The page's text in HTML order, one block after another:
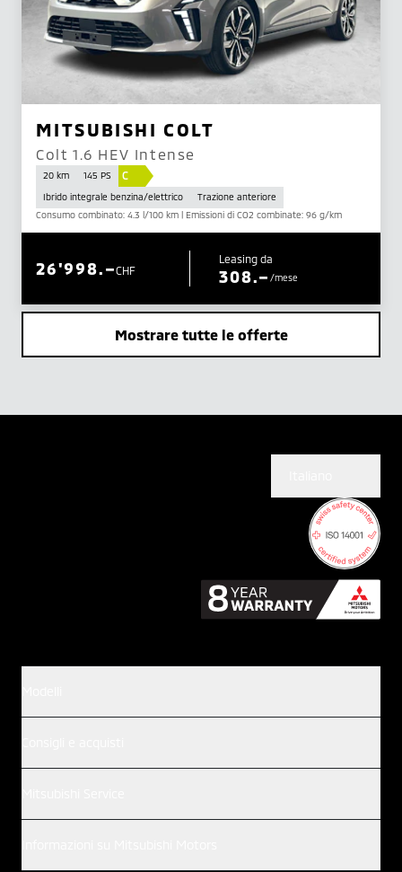
MITSUBISHI COLT
Colt 1.6 HEV Intense
20 km 145 PS C
Ibrido integrale benzina/elettrico
Trazione anteriore
Consumo combinato: 4.3 l/100 km | Emissioni di CO2 combinate: 96 g/km
CHF
26'998.– Leasing da
308.–/mese
Mostrare tutte le offerte